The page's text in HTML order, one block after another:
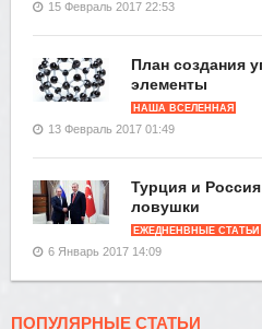
15 Февраль 2017 22:53
План создания
элементы
НАША ВСЕЛЕННАЯ
13 Февраль 2017 01:49
Турция и
ловушки
ЕЖЕДНЕНВНЫЕ СТАТЬИ
6 Январь 2017 14:09
ПОПУЛЯРНЫЕ СТАТЬИ